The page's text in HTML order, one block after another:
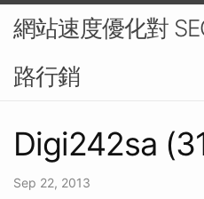
網站速度優化對
路行銷
Digi242sa
Sep 22, 2013